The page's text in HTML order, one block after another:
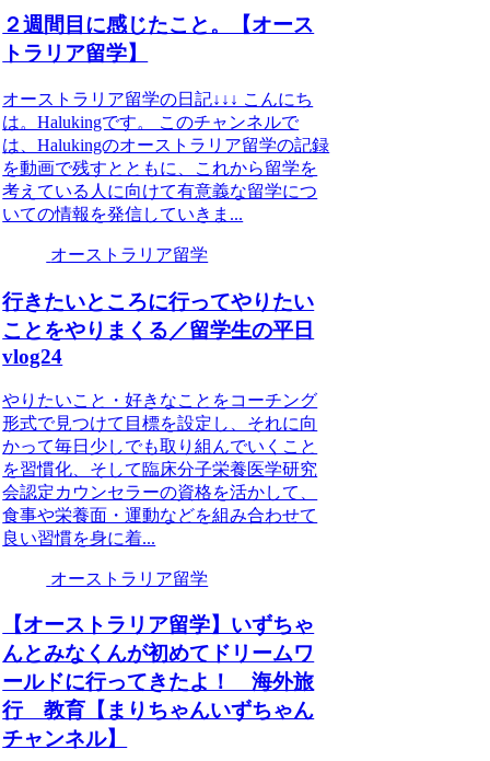
２週間目に感じたこと。【オース
トラリア留学】
オーストラリア留学の日記↓↓↓ こんにち
は。Halukingです。 このチャンネルで
は、Halukingのオーストラリア留学の記録
を動画で残すとともに、これから留学を
考えている人に向けて有意義な留学につ
いての情報を発信していきま...
オーストラリア留学
行きたいところに行ってやりたい
ことをやりまくる／留学生の平日
vlog24
やりたいこと・好きなことをコーチング
形式で見つけて目標を設定し、それに向
かって毎日少しでも取り組んでいくこと
を習慣化、そして臨床分子栄養医学研究
会認定カウンセラーの資格を活かして、
食事や栄養面・運動などを組み合わせて
良い習慣を身に着...
オーストラリア留学
【オーストラリア留学】いずちゃ
んとみなくんが初めてドリームワ
ールドに行ってきたよ！ 海外旅
行 教育【まりちゃんいずちゃん
チャンネル】